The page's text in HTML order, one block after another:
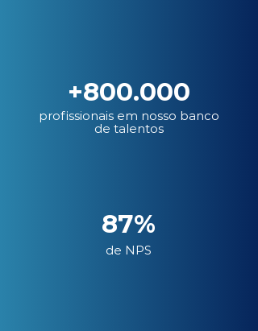
+800.000
profissionais em nosso banco
de talentos
87%
de NPS